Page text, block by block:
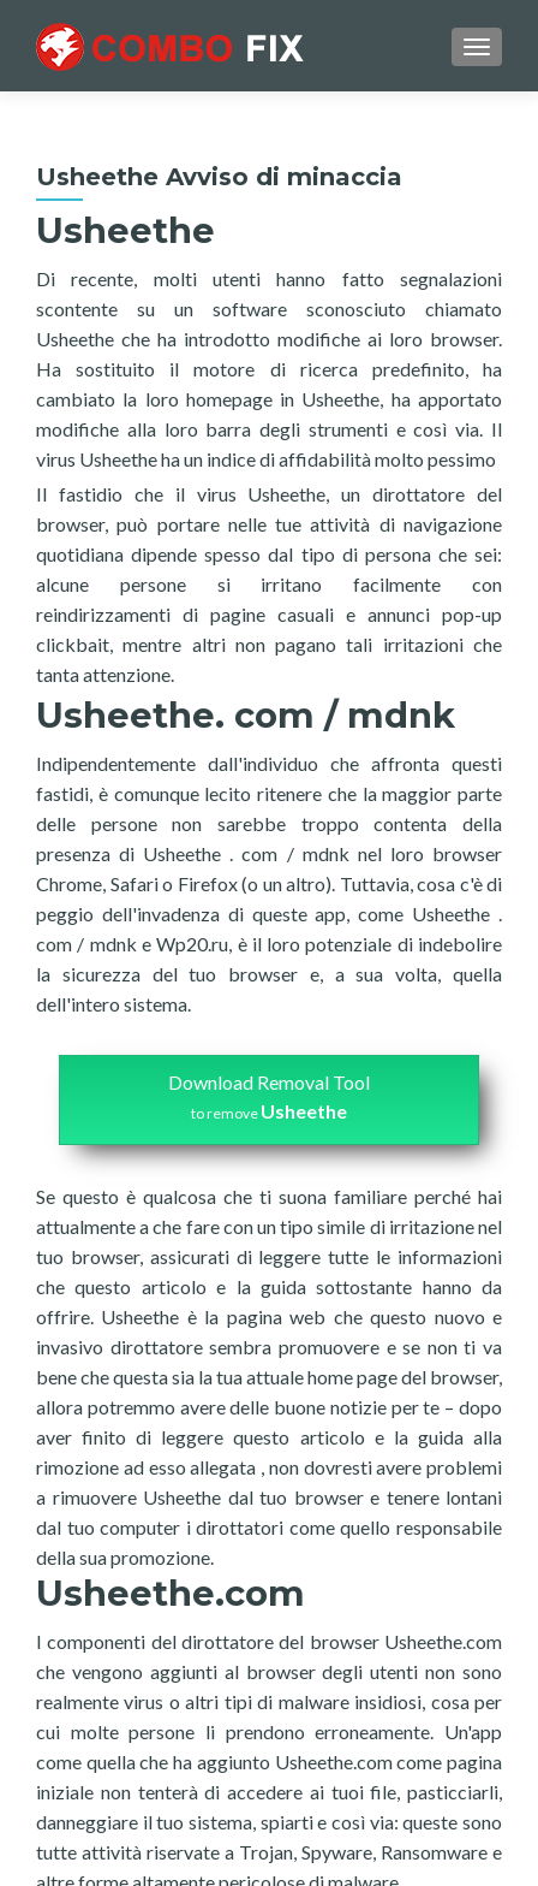
Usheethe Avviso di minaccia
Usheethe
Di recente, molti utenti hanno fatto segnalazioni
scontente su un software sconosciuto chiamato
Usheethe che ha introdotto modifiche ai loro browser.
Ha sostituito il motore di ricerca predefinito, ha
cambiato la loro homepage in Usheethe, ha apportato
modifiche alla loro barra degli strumenti e così via. Il
virus Usheethe ha un indice di affidabilità molto pessimo
Il fastidio che il virus Usheethe, un dirottatore del
browser, può portare nelle tue attività di navigazione
quotidiana dipende spesso dal tipo di persona che sei:
alcune persone si irritano facilmente con
reindirizzamenti di pagine casuali e annunci pop-up
clickbait, mentre altri non pagano tali irritazioni che
tanta attenzione.
Usheethe. com / mdnk
Indipendentemente dall'individuo che affronta questi
fastidi, è comunque lecito ritenere che la maggior parte
delle persone non sarebbe troppo contenta della
presenza di Usheethe . com / mdnk nel loro browser
Chrome, Safari o Firefox (o un altro). Tuttavia, cosa c'è di
peggio dell'invadenza di queste app, come Usheethe .
com / mdnk e Wp20.ru, è il loro potenziale di indebolire
la sicurezza del tuo browser e, a sua volta, quella
dell'intero sistema.
Download Removal Tool
to remove Usheethe
Se questo è qualcosa che ti suona familiare perché hai
attualmente a che fare con un tipo simile di irritazione nel
tuo browser, assicurati di leggere tutte le informazioni
che questo articolo e la guida sottostante hanno da
offrire. Usheethe è la pagina web che questo nuovo e
invasivo dirottatore sembra promuovere e se non ti va
bene che questa sia la tua attuale home page del browser,
allora potremmo avere delle buone notizie per te – dopo
aver finito di leggere questo articolo e la guida alla
rimozione ad esso allegata , non dovresti avere problemi
a rimuovere Usheethe dal tuo browser e tenere lontani
dal tuo computer i dirottatori come quello responsabile
della sua promozione.
Usheethe.com
I componenti del dirottatore del browser Usheethe.com
che vengono aggiunti al browser degli utenti non sono
realmente virus o altri tipi di malware insidiosi, cosa per
cui molte persone li prendono erroneamente. Un'app
come quella che ha aggiunto Usheethe.com come pagina
iniziale non tenterà di accedere ai tuoi file, pasticciarli,
danneggiare il tuo sistema, spiarti e così via: queste sono
tutte attività riservate a Trojan, Spyware, Ransomware e